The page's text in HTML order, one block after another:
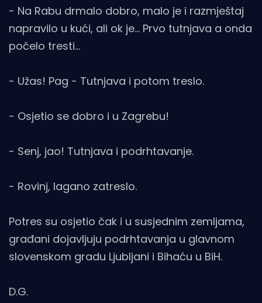
- Na Rabu drmalo dobro, malo je i razmještaj
napravilo u kući, ali ok je... Prvo tutnjava a onda
počelo tresti...
- Užas! Pag - Tutnjava i potom treslo.
- Osjetio se dobro i u Zagrebu!
- Senj, jao! Tutnjava i podrhtavanje.
- Rovinj, lagano zatreslo.
Potres su osjetio čak i u susjednim zemljama,
građani dojavljuju podrhtavanja u glavnom
slovenskom gradu Ljubljani i Bihaću u BiH.
D.G.